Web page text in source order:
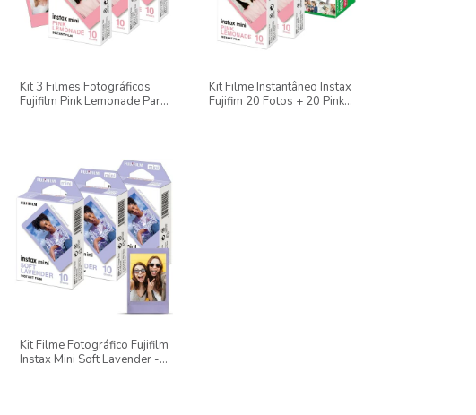
Kit 3 Filmes Fotográficos
Fujifilm Pink Lemonade Para
Kit Filme Instantâneo Instax
Fujifim 20 Fotos + 20 Pink
Kit Filme Fotográfico Fujifilm
Instax Mini Soft Lavender -